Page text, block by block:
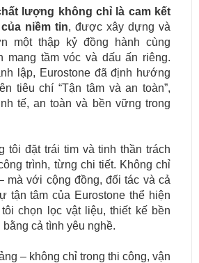
lượng không chỉ là cam kết
niềm tin, được xây dựng và
một thập kỷ đồng hành cùng
mang tầm vóc và dấu ấn riêng.
lập, Eurostone đã định hướng
tiêu chí “Tận tâm và an toàn”,
tế, an toàn và bền vững trong
tôi đặt trái tim và tinh thần trách
trình, từng chi tiết. Không chỉ
mà với cộng đồng, đối tác và cả
tận tâm của Eurostone thể hiện
chọn lọc vật liệu, thiết kế bền
cả tình yêu nghề.
– không chỉ trong thi công, vận